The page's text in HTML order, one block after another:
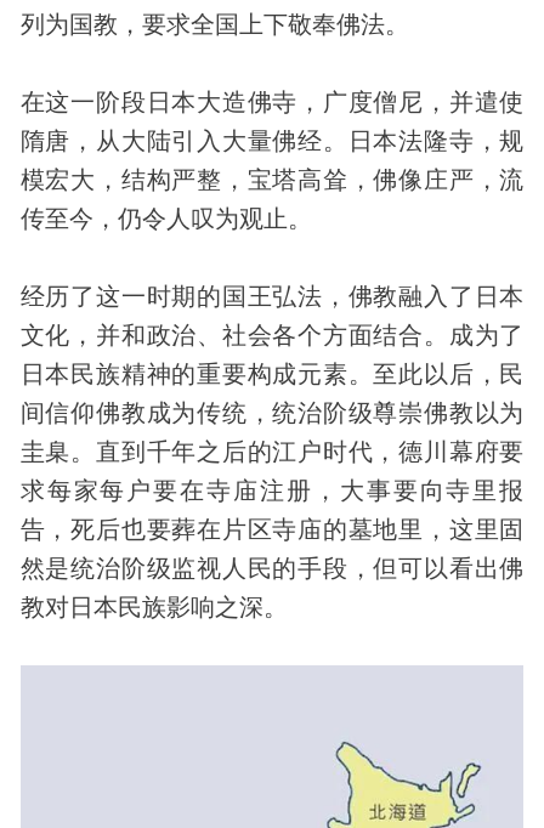
列为国教，要求全国上下敬奉佛法。
在这一阶段日本大造佛寺，广度僧尼，并遣使
隋唐，从大陆引入大量佛经。日本法隆寺，规
模宏大，结构严整，宝塔高耸，佛像庄严，流
传至今，仍令人叹为观止。
经历了这一时期的国王弘法，佛教融入了日本
文化，并和政治、社会各个方面结合。成为了
日本民族精神的重要构成元素。至此以后，民
间信仰佛教成为传统，统治阶级尊崇佛教以为
圭臬。直到千年之后的江户时代，德川幕府要
求每家每户要在寺庙注册，大事要向寺里报
告，死后也要葬在片区寺庙的墓地里，这里固
然是统治阶级监视人民的手段，但可以看出佛
教对日本民族影响之深。